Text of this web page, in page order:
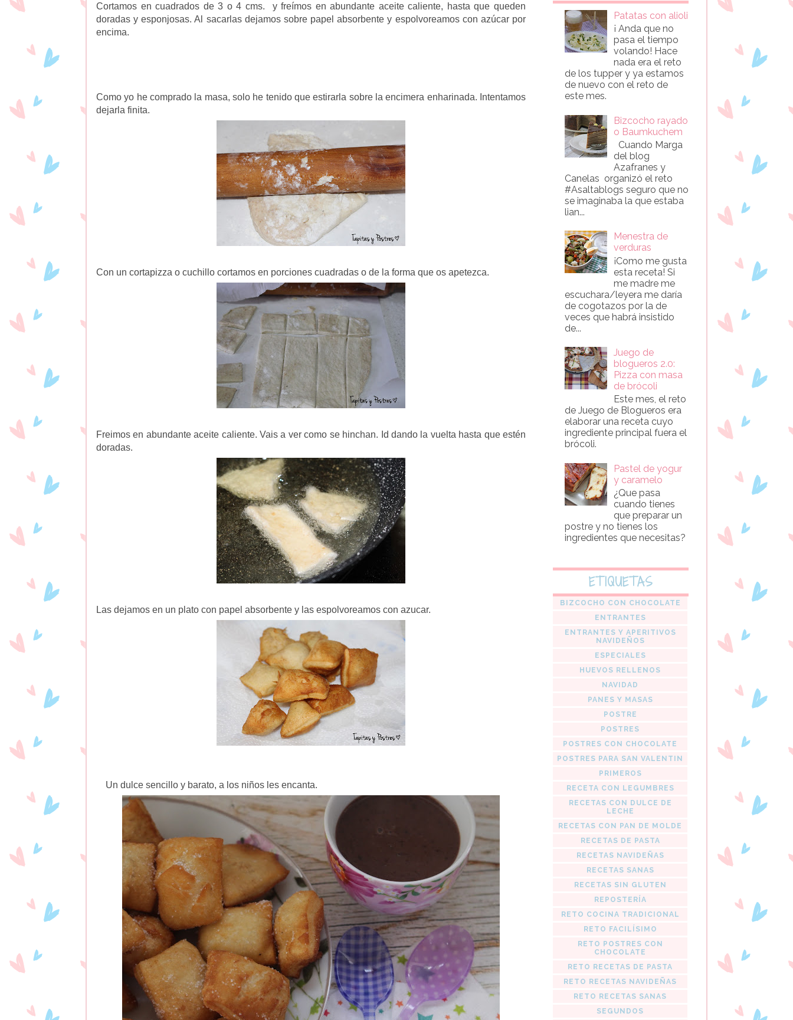
Cortamos en cuadrados de 3 o 4 cms. y freímos en abundante aceite caliente, hasta que queden
doradas y esponjosas. Al sacarlas dejamos sobre papel absorbente y espolvoreamos con azúcar por
encima.
Como yo he comprado la masa, solo he tenido que estirarla sobre la encimera enharinada. Intentamos
dejarla finita.
Con un cortapizza o cuchillo cortamos en porciones cuadradas o de la forma que os apetezca.
Freimos en abundante aceite caliente. Vais a ver como se hinchan. Id dando la vuelta hasta que estén
doradas.
Las dejamos en un plato con papel absorbente y las espolvoreamos con azucar.
Un dulce sencillo y barato, a los niños les encanta.
Patatas con alioli
¡ Anda que no
pasa el tiempo
volando! Hace
nada era el reto
de los tupper y ya estamos
de nuevo con el reto de
este mes.
Bizcocho rayado
o Baumkuchem
Cuando Marga
del blog
Azafranes y
Canelas organizó el reto
#Asaltablogs seguro que no
se imaginaba la que estaba
lian...
Menestra de
verduras
¡Como me gusta
esta receta! Si
me madre me
escuchara/leyera me daría
de cogotazos por la de
veces que habrá insistido
de...
Juego de
blogueros 2.0:
Pizza con masa
de brócoli
Este mes, el reto
de Juego de Blogueros era
elaborar una receta cuyo
ingrediente principal fuera el
brócoli.
Pastel de yogur
y caramelo
¿Que pasa
cuando tienes
que preparar un
postre y no tienes los
ingredientes que necesitas?
ETIQUETAS
BIZCOCHO CON CHOCOLATE
ENTRANTES
ENTRANTES Y APERITIVOS
NAVIDEÑOS
ESPECIALES
HUEVOS RELLENOS
NAVIDAD
PANES Y MASAS
POSTRE
POSTRES
POSTRES CON CHOCOLATE
POSTRES PARA SAN VALENTIN
PRIMEROS
RECETA CON LEGUMBRES
RECETAS CON DULCE DE
LECHE
RECETAS CON PAN DE MOLDE
RECETAS DE PASTA
RECETAS NAVIDEÑAS
RECETAS SANAS
RECETAS SIN GLUTEN
REPOSTERÍA
RETO COCINA TRADICIONAL
RETO FACILÍSIMO
RETO POSTRES CON
CHOCOLATE
RETO RECETAS DE PASTA
RETO RECETAS NAVIDEÑAS
RETO RECETAS SANAS
SEGUNDOS